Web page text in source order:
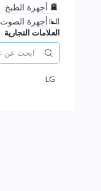
أجهزة الطبخ
أجهزة الصوت
العلامات التجارية
LG